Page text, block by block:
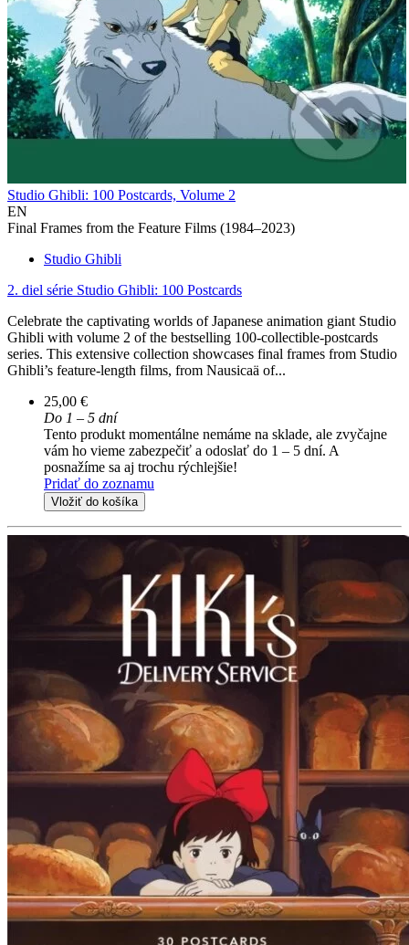
Studio Ghibli: 100 Postcards, Volume 2
EN
Final Frames from the Feature Films (1984–2023)
Studio Ghibli
2. diel série Studio Ghibli: 100 Postcards
Celebrate the captivating worlds of Japanese animation giant Studio
Ghibli with volume 2 of the bestselling 100-collectible-postcards
series. This extensive collection showcases final frames from Studio
Ghibli’s feature-length films, from Nausicaä of...
25,00 €
Do 1 – 5 dní
Tento produkt momentálne nemáme na sklade, ale zvyčajne
vám ho vieme zabezpečiť a odoslať do 1 – 5 dní. A
posnažíme sa aj trochu rýchlejšie!
Pridať do zoznamu
Vložiť do košíka